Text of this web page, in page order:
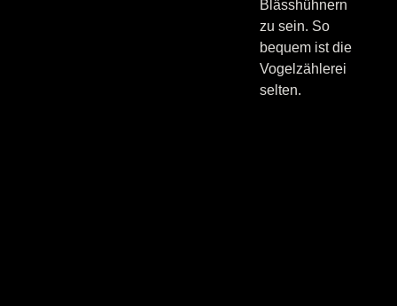
Blässhühnern
zu sein. So
bequem ist die
Vogelzählerei
selten.